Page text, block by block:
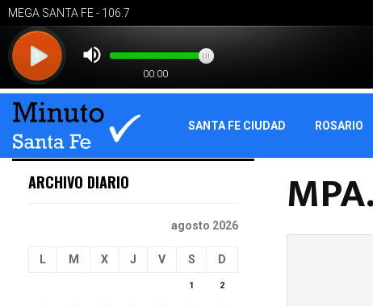
SANTA FE CIUDAD ROSARIO
ARCHIVO DIARIO
agosto 2026
L M X J V S D
1 2